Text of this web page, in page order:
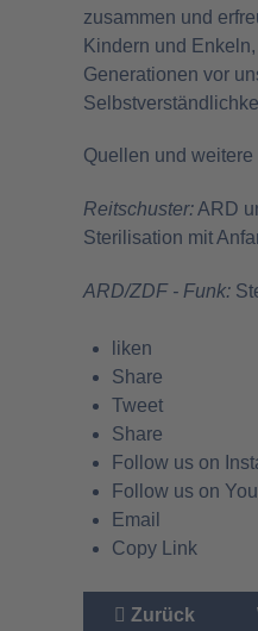
zusammen und
Kindern und
Generationen vor
Quellen und weitere
Reitschuster:ARD
Sterilisation mit
ARD/ZDF - Funk:
liken
Share
Tweet
Share
Follow us on
Follow us on
Email
Copy Link
Vorheriger
Zurück